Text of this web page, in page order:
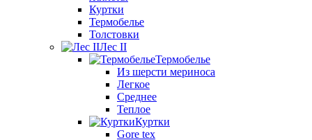
Куртки
Термобелье
Толстовки
Лес II
Термобелье
Из шерсти мериноса
Легкое
Среднее
Теплое
Куртки
Gore tex